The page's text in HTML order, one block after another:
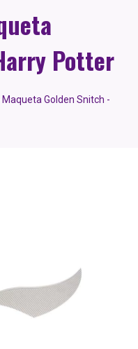
Potter
Golden Snitch -